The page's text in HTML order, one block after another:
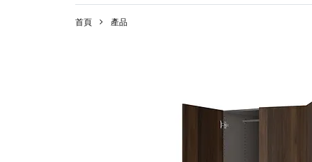
首頁 產品